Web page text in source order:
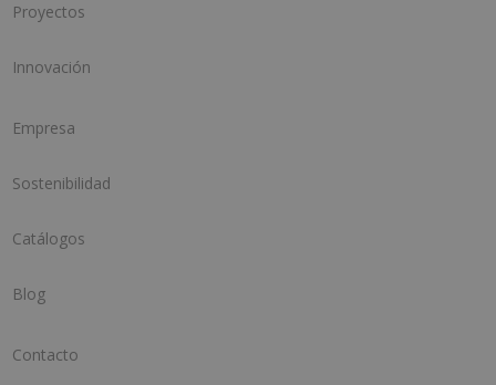
Proyectos
Innovación
Empresa
Sostenibilidad
Catálogos
Blog
Contacto